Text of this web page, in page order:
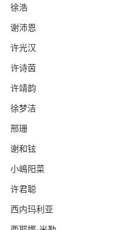
徐浩
谢沛恩
许光汉
许诗茵
许靖韵
徐梦洁
邢珊
谢和铉
小嶋阳菜
许君聪
西内玛利亚